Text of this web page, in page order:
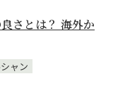
さとは？ 海外か
ャン